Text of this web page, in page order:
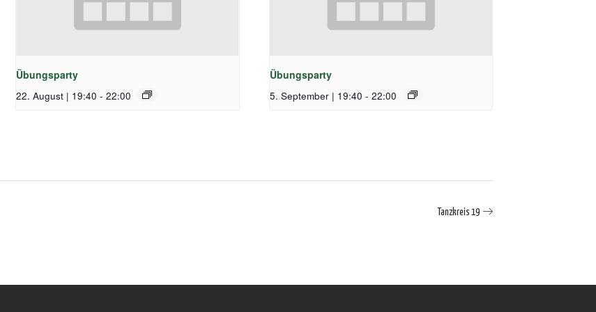
Übungsparty
22. August | 19:40 - 22:00
Übungsparty
5. September | 19:40 - 22:00
Tanzkreis 19